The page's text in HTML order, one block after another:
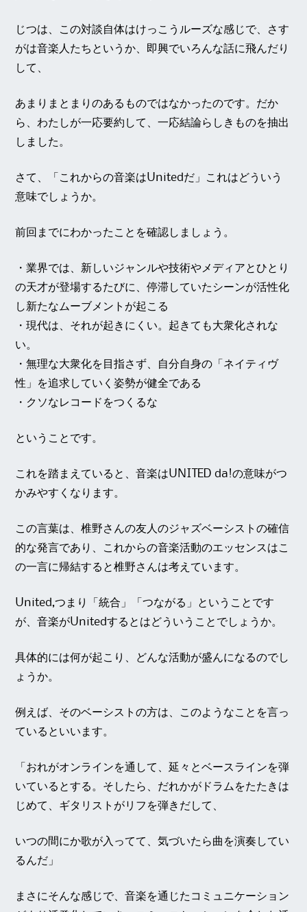
じつは、この対談自体はけっこうルーズな感じで、さす
がは音楽人たちというか、即興でいろんな話に飛んだり
して、
あまりまとまりのあるものではなかったのです。だか
ら、わたしが一応要約して、一応結論らしきものを抽出
しました。
さて、「これからの音楽はUnitedだ」これはどういう
意味でしょうか。
前回までにわかったことを確認しましょう。
・業界では、新しいジャンルや技術やメディアとひとり
の天才が登場するたびに、停滞していたシーンが活性化
し新たなムーブメントが起こる
・現代は、それが起きにくい。起きても大衆化されな
い。
・無理な大衆化を目指さず、自分自身の「ネイティヴ
性」を追求していく姿勢が健全である
・クソなレコードをつくるな
ということです。
これを踏まえていると、音楽はUNITED da!の意味がつ
かみやすくなります。
この言葉は、椎野さんの友人のジャズベーシストの確信
的な発言であり、これからの音楽活動のエッセンスはこ
の一言に帰結すると椎野さんは考えています。
United,つまり「統合」「つながる」ということです
が、音楽がUnitedするとはどういうことでしょうか。
具体的には何が起こり、どんな活動が盛んになるのでし
ょうか。
例えば、そのベーシストの方は、このようなことを言っ
ているといいます。
「おれがオンラインを通して、延々とベースラインを弾
いているとする。そしたら、だれかがドラムをたたきは
じめて、ギタリストがリフを弾きだして、
いつの間にか歌が入ってて、気づいたら曲を演奏してい
るんだ」
まさにそんな感じで、音楽を通じたコミュニケーション